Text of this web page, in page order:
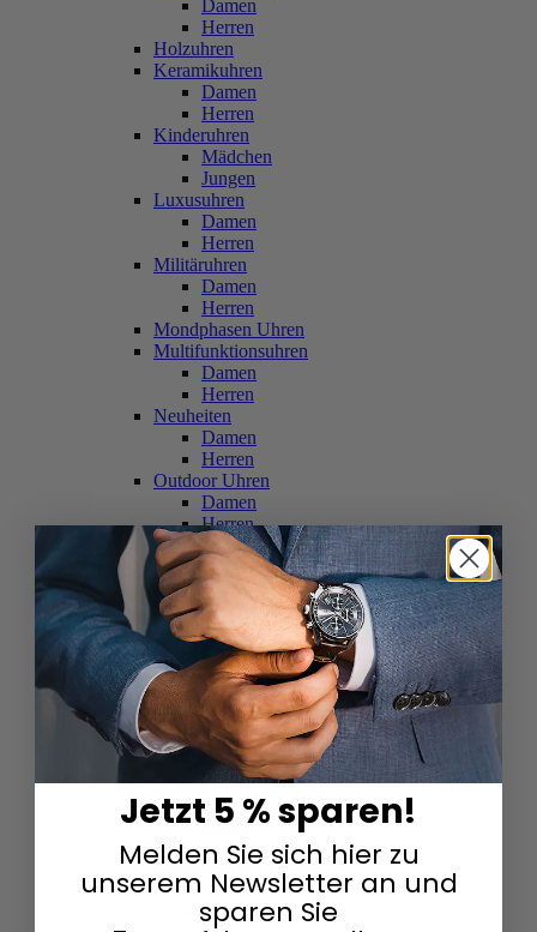
Damen
Herren
Holzuhren
Keramikuhren
Damen
Herren
Kinderuhren
Mädchen
Jungen
Luxusuhren
Damen
Herren
Militäruhren
Damen
Herren
Mondphasen Uhren
Multifunktionsuhren
Damen
Herren
Neuheiten
Damen
Herren
Outdoor Uhren
Damen
Herren
Schweizer Uhren
Damen
Herren
Skelettuhren
Damen
Herren
Smartwatches
Damen
Herren
Solaruhren
Herren
Damen
Sportuhren
Damen
Herren
Swarovski & Edelsteine
Damen
Herren
Jetzt 5 % sparen!
Melden Sie sich hier zu
unserem Newsletter an und
sparen Sie